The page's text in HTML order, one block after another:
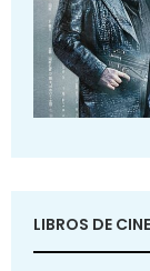
LIBROS DE CINE